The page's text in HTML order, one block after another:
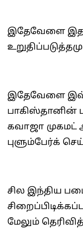
இதேவேளை
இதேவேளை
பாகிஸ்தானின்
கவாஜா
புளும்பேர்க்
சில இந்திய
மேலும்